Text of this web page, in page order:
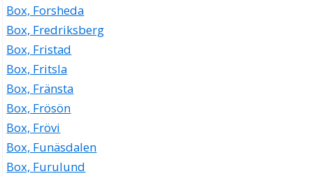
Box, Forsheda
Box, Fredriksberg
Box, Fristad
Box, Fritsla
Box, Fränsta
Box, Frösön
Box, Frövi
Box, Funäsdalen
Box, Furulund